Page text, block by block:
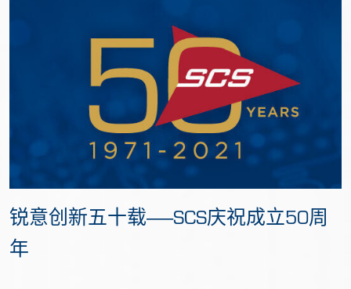
锐意创新五十载——SCS庆祝成立50周
年